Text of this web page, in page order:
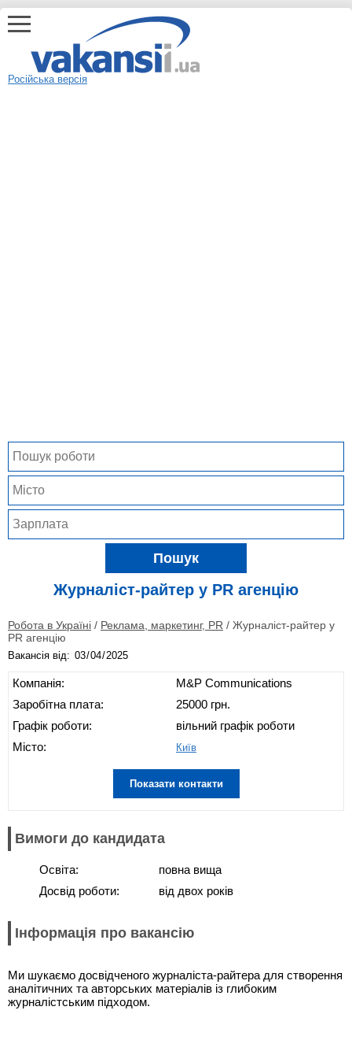
Російська версія
Пошук
Журналіст-райтер у PR агенцію
Робота в Україні / Реклама, маркетинг, PR / Журналіст-райтер у
PR агенцію
Вакансія від:
Компанія:
Заробітна плата:
Графік роботи:
Місто:
M&P Communications
25000 грн.
вільний графік роботи
Київ
Показати контакти
Вимоги до кандидата
Освіта:
Досвід роботи:
повна вища
від двох років
Інформація про вакансію
Ми шукаємо досвідченого журналіста-райтера для створення
аналітичних та авторських матеріалів із глибоким
журналістським підходом.